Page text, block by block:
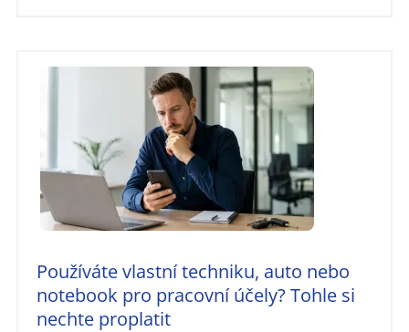
Používáte vlastní techniku, auto nebo
notebook pro pracovní účely? Tohle si
nechte proplatit